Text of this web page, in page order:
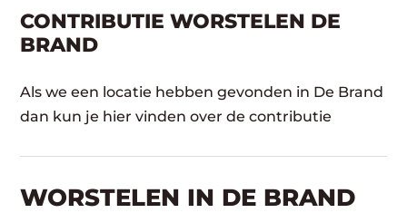
CONTRIBUTIE WORSTELEN DE
BRAND
Als we een locatie hebben gevonden in De Brand
dan kun je hier vinden over de contributie
WORSTELEN​ IN DE BRAND